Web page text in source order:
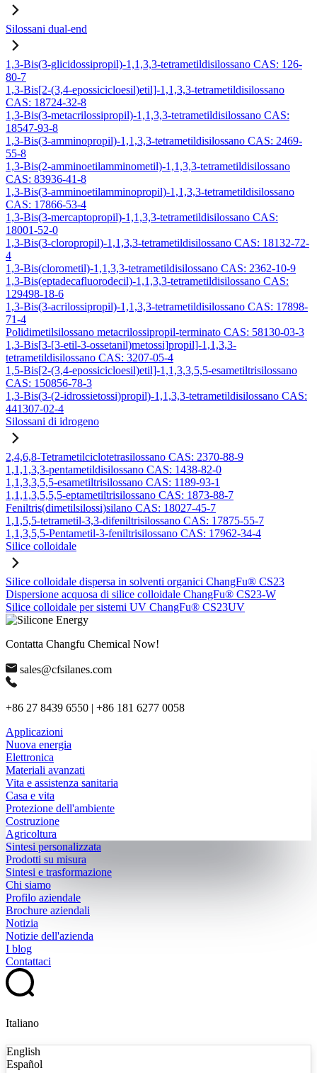
Silossani dual-end
1,3-Bis(3-glicidossipropil)-1,1,3,3-tetrametildisilossano CAS: 126-
80-7
1,3-Bis[2-(3,4-epossicicloesil)etil]-1,1,3,3-tetrametildisilossano
CAS: 18724-32-8
1,3-Bis(3-metacrilossipropil)-1,1,3,3-tetrametildisilossano CAS:
18547-93-8
1,3-Bis(3-amminopropil)-1,1,3,3-tetrametildisilossano CAS: 2469-
55-8
1,3-Bis(2-amminoetilamminometil)-1,1,3,3-tetrametildisilossano
CAS: 83936-41-8
1,3-Bis(3-amminoetilamminopropil)-1,1,3,3-tetrametildisilossano
CAS: 17866-53-4
1,3-Bis(3-mercaptopropil)-1,1,3,3-tetrametildisilossano CAS:
18001-52-0
1,3-Bis(3-cloropropil)-1,1,3,3-tetrametildisilossano CAS: 18132-72-
4
1,3-Bis(clorometil)-1,1,3,3-tetrametildisilossano CAS: 2362-10-9
1,3-Bis(eptadecafluorodecil)-1,1,3,3-tetrametildisilossano CAS:
129498-18-6
1,3-Bis(3-acrilossipropil)-1,1,3,3-tetrametildisilossano CAS: 17898-
71-4
Polidimetilsilossano metacrilossipropil-terminato CAS: 58130-03-3
1,3-Bis[3-[3-etil-3-ossetanil)metossi]propil]-1,1,3,3-
tetrametildisilossano CAS: 3207-05-4
1,5-Bis[2-(3,4-epossicicloesil)etil]-1,1,3,3,5,5-esametiltrisilossano
CAS: 150856-78-3
1,3-Bis(3-(2-idrossietossi)propil)-1,1,3,3-tetrametildisilossano CAS:
441307-02-4
Silossani di idrogeno
2,4,6,8-Tetrametilciclotetrasilossano CAS: 2370-88-9
1,1,1,3,3-pentametildisilossano CAS: 1438-82-0
1,1,3,3,5,5-esametiltrisilossano CAS: 1189-93-1
1,1,1,3,5,5,5-eptametiltrisilossano CAS: 1873-88-7
Feniltris(dimetilsilossi)silano CAS: 18027-45-7
1,1,5,5-tetrametil-3,3-difeniltrisilossano CAS: 17875-55-7
1,1,3,5,5-Pentametil-3-feniltrisilossano CAS: 17962-34-4
Silice colloidale
Silice colloidale dispersa in solventi organici ChangFu® CS23
Dispersione acquosa di silice colloidale ChangFu® CS23-W
Silice colloidale per sistemi UV ChangFu® CS23UV
Contatta Changfu Chemical Now!
sales@cfsilanes.com
+86 27 8439 6550 | +86 181 6277 0058
Applicazioni
Nuova energia
Elettronica
Materiali avanzati
Vita e assistenza sanitaria
Casa e vita
Protezione dell'ambiente
Costruzione
Agricoltura
Sintesi personalizzata
Prodotti su misura
Sintesi e trasformazione
Chi siamo
Profilo aziendale
Brochure aziendali
Notizia
Notizie dell'azienda
I blog
Contattaci
Italiano
English
Español